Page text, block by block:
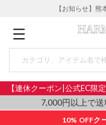
【お知らせ】
【連休クーポン|公式EC限
7,000円以上で送
10% OFFク